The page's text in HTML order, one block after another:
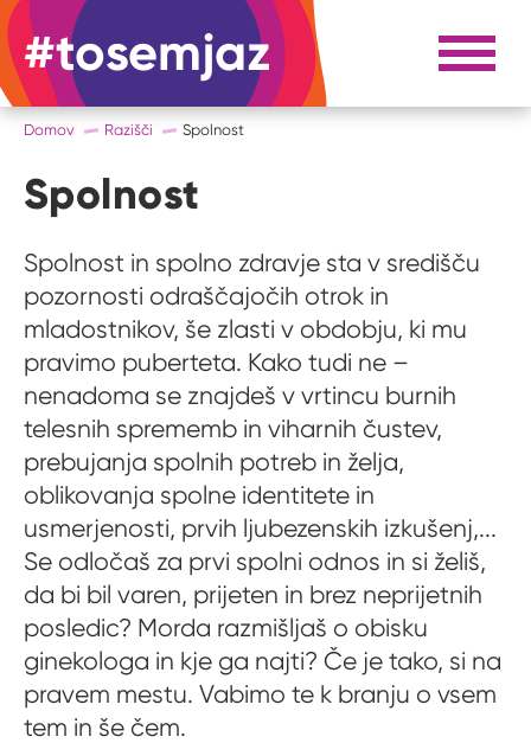
#tosemjaz #to sem jaz Razpri
Domov Razišči Spolnost
Spolnost
Spolnost in spolno zdravje sta v središču
pozornosti odraščajočih otrok in
mladostnikov, še zlasti v obdobju, ki mu
pravimo puberteta. Kako tudi ne –
nenadoma se znajdeš v vrtincu burnih
telesnih sprememb in viharnih čustev,
prebujanja spolnih potreb in želja,
oblikovanja spolne identitete in
usmerjenosti, prvih ljubezenskih izkušenj,...
Se odločaš za prvi spolni odnos in si želiš,
da bi bil varen, prijeten in brez neprijetnih
posledic? Morda razmišljaš o obisku
ginekologa in kje ga najti? Če je tako, si na
pravem mestu. Vabimo te k branju o vsem
tem in še čem.